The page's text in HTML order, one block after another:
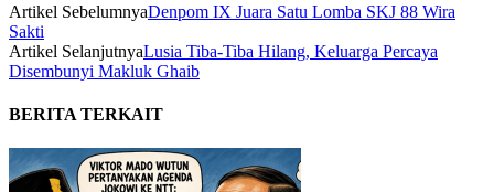
Artikel SebelumnyaDenpom IX Juara Satu Lomba SKJ 88 Wira
Sakti
Artikel SelanjutnyaLusia Tiba-Tiba Hilang, Keluarga Percaya
Disembunyi Makluk Ghaib
BERITA TERKAIT